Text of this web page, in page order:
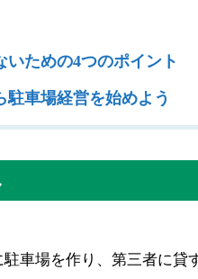
ための4つのポイント
車場経営を始めよう
車場を作り、第三者に貸